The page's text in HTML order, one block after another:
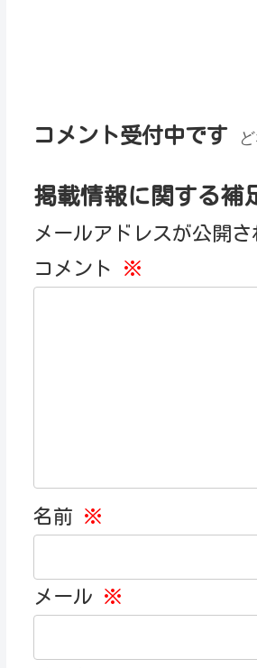
コメント受付中です
掲載情報に関する補
メールアドレスが公開
コメント
※
名前 ※
メール ※